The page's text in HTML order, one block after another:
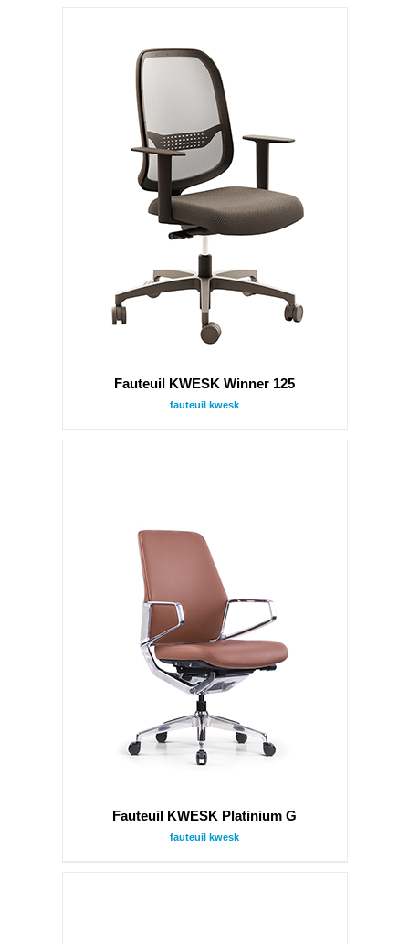
Fauteuil KWESK Winner 125
fauteuil kwesk
Fauteuil KWESK Platinium G
fauteuil kwesk